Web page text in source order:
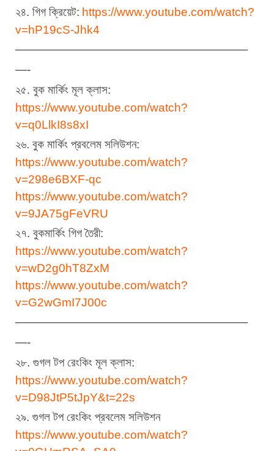
২৪. গিগ ক্রিয়েট: https://www.youtube.com/watch?
v=hP19cS-Jhk4
————————————————————
—-
২৫. বুক মার্কিং মূল ক্লাস:
https://www.youtube.com/watch?
v=q0LlkI8s8xI
২৬. বুক মার্কিং প্রবলেম সলিউশন:
https://www.youtube.com/watch?
v=298e6BXF-qc
https://www.youtube.com/watch?
v=9JA75gFeVRU
২৭. বুকমার্কিং গিগ তৈরী:
https://www.youtube.com/watch?
v=wD2g0hT8ZxM
https://www.youtube.com/watch?
v=G2wGmI7J00c
————————————————————
—-
২৮. গুগল টপ রেংকিং মূল ক্লাস:
https://www.youtube.com/watch?
v=D98JtP5tJpY&t=22s
২৯. গুগল টপ রেংকিং প্রবলেম সলিউশন
https://www.youtube.com/watch?